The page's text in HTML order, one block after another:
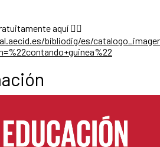
aquí 👇🏾
bibliodig/es/